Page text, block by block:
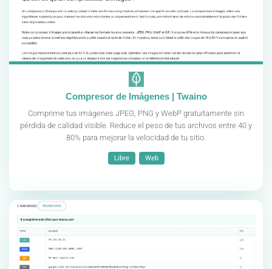
Compresor de Imágenes | Twaino
Comprime tus imágenes JPEG, PNG y WebP gratuitamente sin
pérdida de calidad visible. Reduce el peso de tus archivos entre 40 y
80% para mejorar la velocidad de tu sitio.
Libre Web